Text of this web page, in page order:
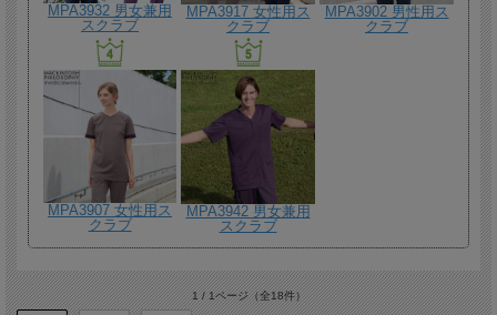
MPA3932 男女兼用
スクラブ
MPA3917 女性用ス
クラブ
MPA3902 男性用ス
クラブ
MPA3907 女性用ス
クラブ
MPA3942 男女兼用
スクラブ
1 / 1ページ（全18件）